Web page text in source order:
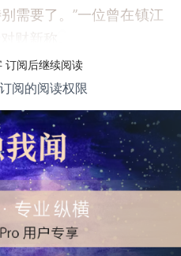
需要了。”一位曾在镇江
财新称。
订阅后继续阅读
阅的阅读权限